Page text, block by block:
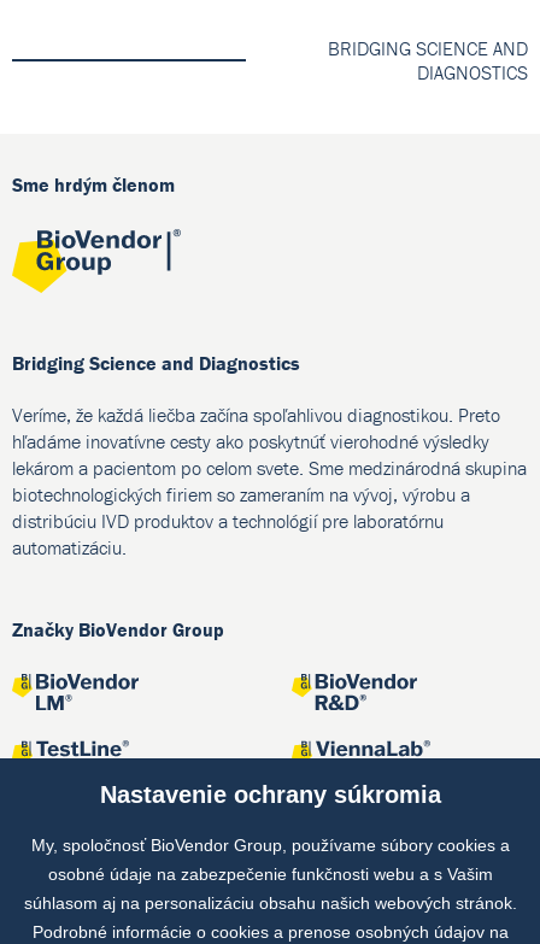
BRIDGING SCIENCE AND
DIAGNOSTICS
Sme hrdým členom
Bridging Science and Diagnostics
Veríme, že každá liečba začína spoľahlivou diagnostikou. Preto
hľadáme inovatívne cesty ako poskytnúť vierohodné výsledky
lekárom a pacientom po celom svete. Sme medzinárodná skupina
biotechnologických firiem so zameraním na vývoj, výrobu a
distribúciu IVD produktov a technológií pre laboratórnu
automatizáciu.
Značky BioVendor Group
Spoločné projekty
Nastavenie ochrany súkromia
My, spoločnosť BioVendor Group, používame súbory cookies a
osobné údaje na zabezpečenie funkčnosti webu a s Vašim
súhlasom aj na personalizáciu obsahu našich webových stránok.
Podrobné informácie o cookies a prenose osobných údajov na